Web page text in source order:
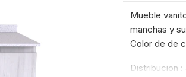
Mueble
manchas y
Color de de
Distribucion